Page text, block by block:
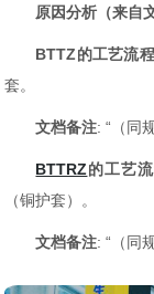
原因分析（来自
BTTZ的工艺流程
套。
文档备注: “（同
BTTRZ的工艺
（铜护套）。
文档备注: “（同